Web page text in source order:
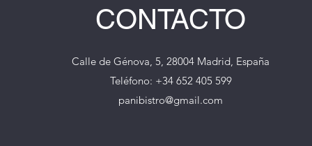
CONTACTO
Calle de Génova, 5, 28004 Madrid, España
Teléfono: +34 652 405 599
panibistro@gmail.com